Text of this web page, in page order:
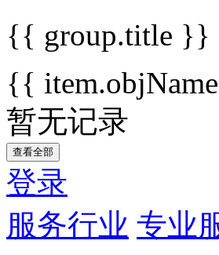
{{ group.title }}
{{
暂无记录
查看全部
登录
服务行业 专业